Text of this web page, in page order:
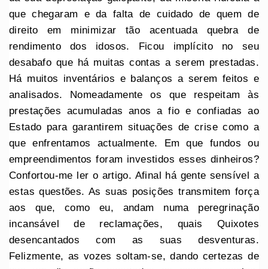
que chegaram e da falta de cuidado de quem de
direito em minimizar tão acentuada quebra de
rendimento dos idosos. Ficou implícito no seu
desabafo que há muitas contas a serem prestadas.
Há muitos inventários e balanços a serem feitos e
analisados. Nomeadamente os que respeitam às
prestações acumuladas anos a fio e confiadas ao
Estado para garantirem situações de crise como a
que enfrentamos actualmente. Em que fundos ou
empreendimentos foram investidos esses dinheiros?
Confortou-me ler o artigo. Afinal há gente sensível a
estas questões. As suas posições transmitem força
aos que, como eu, andam numa peregrinação
incansável de reclamações, quais Quixotes
desencantados com as suas desventuras.
Felizmente, as vozes soltam-se, dando certezas de